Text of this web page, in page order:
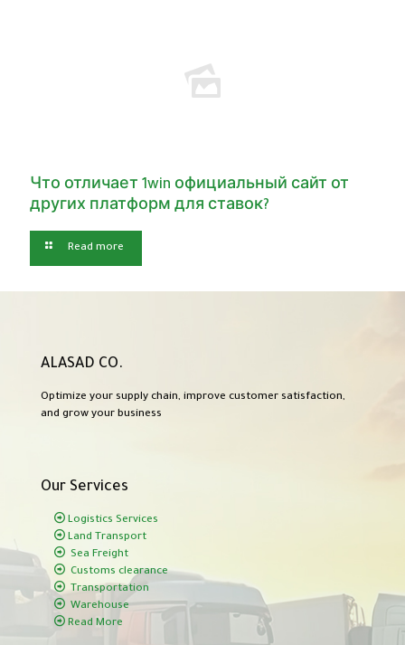
Что отличает 1win официальный сайт от
других платформ для ставок?
Read more
ALASAD CO.
Optimize your supply chain, improve customer satisfaction,
and grow your business
Our Services
Logistics Services
Land Transport
Sea Freight
Customs clearance
Transportation
Warehouse
Read More